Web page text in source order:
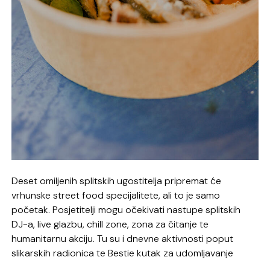
Deset omiljenih splitskih ugostitelja pripremat će
vrhunske street food specijalitete, ali to je samo
početak. Posjetitelji mogu očekivati ​​nastupe splitskih
DJ-a, live glazbu, chill zone, zona za čitanje te
humanitarnu akciju. Tu su i dnevne aktivnosti poput
slikarskih radionica te Bestie kutak za udomljavanje